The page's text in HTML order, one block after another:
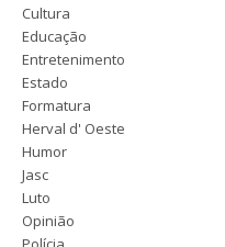
Cultura
Educação
Entretenimento
Estado
Formatura
Herval d' Oeste
Humor
Jasc
Luto
Opinião